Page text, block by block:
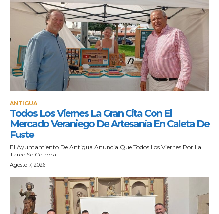
ANTIGUA
Todos Los Viernes La Gran Cita Con El
Mercado Veraniego De Artesanía En Caleta De
Fuste
El Ayuntamiento De Antigua Anuncia Que Todos Los Viernes Por La
Tarde Se Celebra...
Agosto 7, 2026